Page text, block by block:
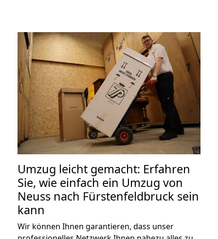
Umzug leicht gemacht: Erfahren
Sie, wie einfach ein Umzug von
Neuss nach Fürstenfeldbruck sein
kann
Wir können Ihnen garantieren, dass unser